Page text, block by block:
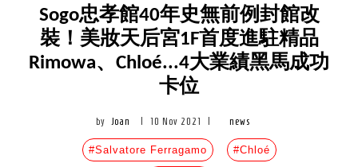
Sogo忠孝館40年史無前例封館改
裝！美妝天后宮1F首度進駐精品
Rimowa、Chloé...4大業績黑馬成功
卡位
by Joan 10 Nov 2021 news
#Salvatore Ferragamo #Chloé